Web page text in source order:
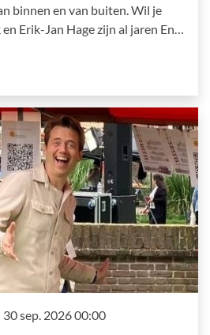
binnen en van buiten. Wil je
Erik-Jan Hage zijn al jaren En…
sep. 2026 00:00